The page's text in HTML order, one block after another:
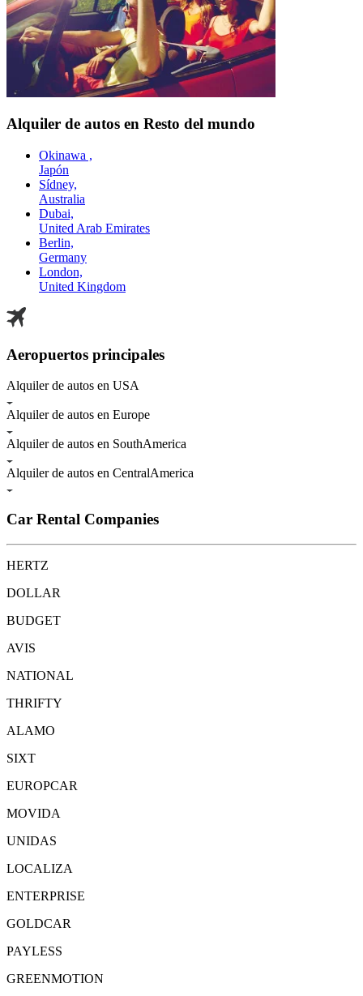
Alquiler de autos en Resto del mundo
Okinawa ,
Japón
Sídney,
Australia
Dubai,
United Arab Emirates
Berlin,
Germany
London,
United Kingdom
Aeropuertos principales
Alquiler de autos en USA
Alquiler de autos en Europe
Alquiler de autos en SouthAmerica
Alquiler de autos en CentralAmerica
Car Rental Companies
HERTZ
DOLLAR
BUDGET
AVIS
NATIONAL
THRIFTY
ALAMO
SIXT
EUROPCAR
MOVIDA
UNIDAS
LOCALIZA
ENTERPRISE
GOLDCAR
PAYLESS
GREENMOTION